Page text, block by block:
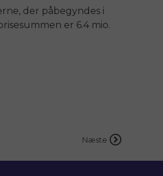
der påbegyndes i
er 6.4 mio.
Næste